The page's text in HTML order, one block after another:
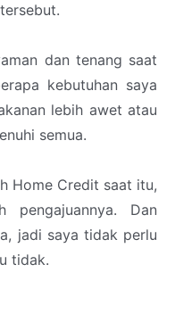
dan tenang saat
kebutuhan saya
lebih awet atau
semua.
Home Credit saat itu,
pengajuannya. Dan
jadi saya tidak perlu
tidak.